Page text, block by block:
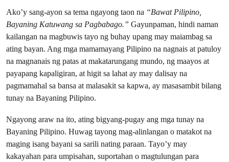
Ako’y sang-ayon sa tema ngayong taon na “Bawat Pilipino,
Bayaning Katuwang sa Pagbabago.” Gayunpaman, hindi naman
kailangan na magbuwis tayo ng buhay upang may maiambag sa
ating bayan. Ang mga mamamayang Pilipino na nagnais at patuloy
na magnanais ng patas at makatarungang mundo, ng maayos at
payapang kapaligiran, at higit sa lahat ay may dalisay na
pagmamahal sa bansa at malasakit sa kapwa, ay masasambit bilang
tunay na Bayaning Pilipino.
Ngayong araw na ito, ating bigyang-pugay ang mga tunay na
Bayaning Pilipino. Huwag tayong mag-alinlangan o matakot na
maging isang bayani sa sarili nating paraan. Tayo’y may
kakayahan para umpisahan, suportahan o magtulungan para